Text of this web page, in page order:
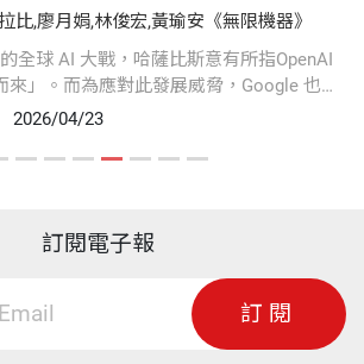
無限機器》
比,廖月娟,林俊宏,黃瑜安《無限機器》
全球 AI 大戰，哈薩比斯意有所指OpenAI
」。而為應對此發展威脅，Google 也被
，將研發重心從純學術轉向產品開發，
2026/04/23
訂閱電子報
訂閱